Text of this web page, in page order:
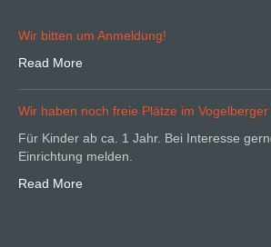
Wir bitten um Anmeldung!
Read More
Wir haben noch freie Plätze im
Für Kinder ab ca. 1 Jahr. Bei Interesse
Einrichtung melden.
Read More